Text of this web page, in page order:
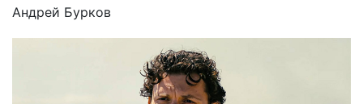
Андрей Бурков